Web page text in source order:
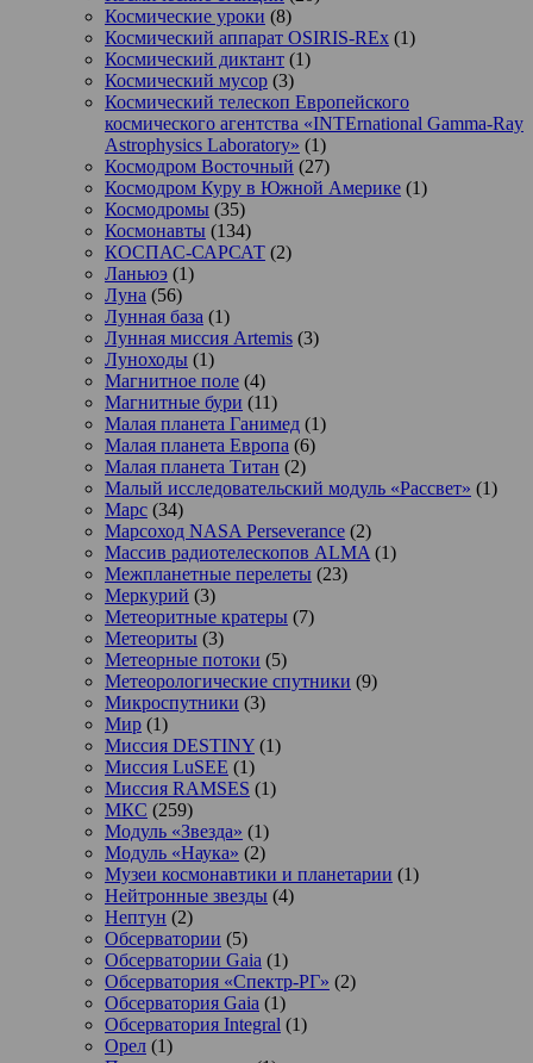
Космические уроки (8)
Космический аппарат OSIRIS-REx (1)
Космический диктант (1)
Космический мусор (3)
Космический телескоп Европейского
космического агентства «INTErnational Gamma-Ray
Astrophysics Laboratory» (1)
Космодром Восточный (27)
Космодром Куру в Южной Америке (1)
Космодромы (35)
Космонавты (134)
КОСПАС-САРСАТ (2)
Ланьюэ (1)
Луна (56)
Лунная база (1)
Лунная миссия Artemis (3)
Луноходы (1)
Магнитное поле (4)
Магнитные бури (11)
Малая планета Ганимед (1)
Малая планета Европа (6)
Малая планета Титан (2)
Малый исследовательский модуль «Рассвет» (1)
Марс (34)
Марсоход NASA Perseverance (2)
Массив радиотелескопов ALMA (1)
Межпланетные перелеты (23)
Меркурий (3)
Метеоритные кратеры (7)
Метеориты (3)
Метеорные потоки (5)
Метеорологические спутники (9)
Микроспутники (3)
Мир (1)
Миссия DESTINY (1)
Миссия LuSEE (1)
Миссия RAMSES (1)
МКС (259)
Модуль «Звезда» (1)
Модуль «Наука» (2)
Музеи космонавтики и планетарии (1)
Нейтронные звезды (4)
Нептун (2)
Обсерватории (5)
Обсерватории Gaia (1)
Обсерватория «Спектр-РГ» (2)
Обсерватория Gaia (1)
Обсерватория Integral (1)
Орел (1)